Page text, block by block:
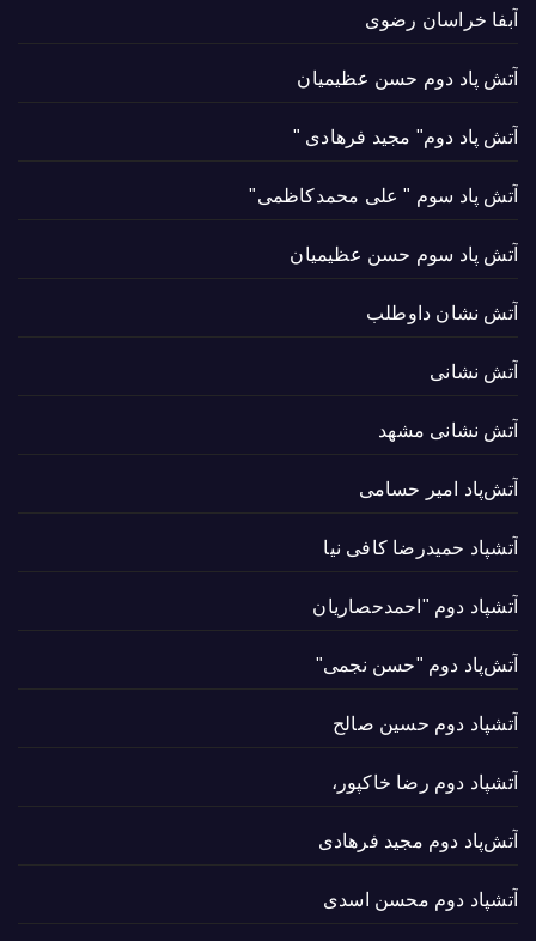
آبفا خراسان رضوی
آتش پاد دوم حسن عظیمیان
آتش پاد دوم" مجید فرهادی "
آتش پاد سوم " علی محمدکاظمی"
آتش پاد سوم حسن عظیمیان
آتش نشان داوطلب
آتش نشانی
آتش نشانی مشهد
آتش‌پاد امیر حسامی
آتشپاد حميدرضا کافی نیا
آتشپاد دوم "احمدحصاریان
آتش‌پاد دوم "حسن نجمی"
آتشپاد دوم حسین صالح
آتشپاد دوم رضا خاکپور،
آتش‌پاد دوم مجید فرهادی
آتشپاد دوم محسن اسدی